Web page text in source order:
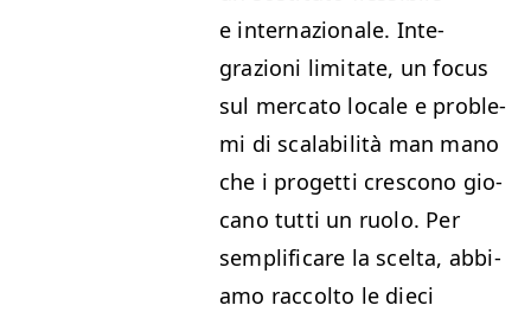
e inter­nazionale. Inte­
grazioni lim­i­tate, un focus
sul mer­ca­to locale e prob­le­
mi di scal­a­bil­ità man mano
che i prog­et­ti crescono gio­
cano tut­ti un ruo­lo. Per
sem­pli­fi­care la scelta, abbi­
amo rac­colto le dieci